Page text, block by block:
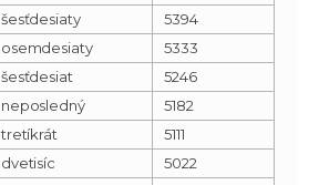
šesťdesiaty
5394
osemdesiaty
5333
šesťdesiat
5246
neposledný
5182
tretíkrát
5111
dvetisíc
5022